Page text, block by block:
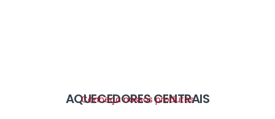
AQUECEDORES CENTRAIS
Conheça nossos produtos